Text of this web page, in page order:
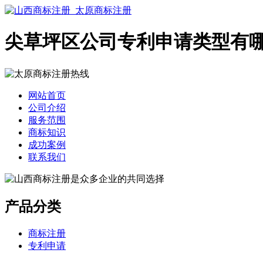
尖草坪区公司专利申请类型有
网站首页
公司介绍
服务范围
商标知识
成功案例
联系我们
产品分类
商标注册
专利申请